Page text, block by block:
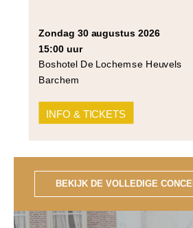
strijkers in vier partijen.
werken van Cornelia Tautu (Da
Grażyna Bacewicz (Quartet for
zondag 30 augustus 2026
15:00 uur
Boshotel De Lochemse Heuvels
Barchem
INFO & TICKETS
BEKIJK DE VOLLEDIGE